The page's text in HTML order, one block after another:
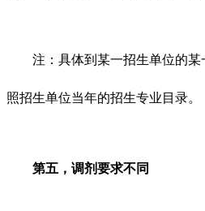
注：具体到某一招生单位的某
照招生单位当年的招生专业目录。
第五，调剂要求不同